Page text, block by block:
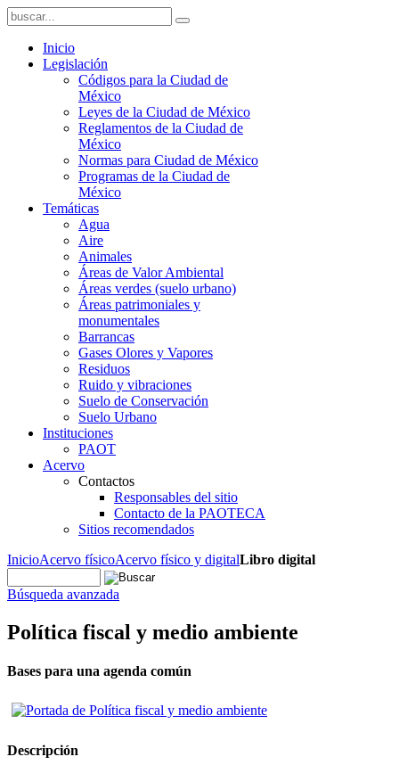
Inicio
Legislación
Códigos para la Ciudad de
México
Leyes de la Ciudad de México
Reglamentos de la Ciudad de
México
Normas para Ciudad de México
Programas de la Ciudad de
México
Temáticas
Agua
Aire
Animales
Áreas de Valor Ambiental
Áreas verdes (suelo urbano)
Áreas patrimoniales y
monumentales
Barrancas
Gases Olores y Vapores
Residuos
Ruido y vibraciones
Suelo de Conservación
Suelo Urbano
Instituciones
PAOT
Acervo
Contactos
Responsables del sitio
Contacto de la PAOTECA
Sitios recomendados
InicioAcervo físicoAcervo físico y digitalLibro digital
Búsqueda avanzada
Política fiscal y medio ambiente
Bases para una agenda común
Descripción